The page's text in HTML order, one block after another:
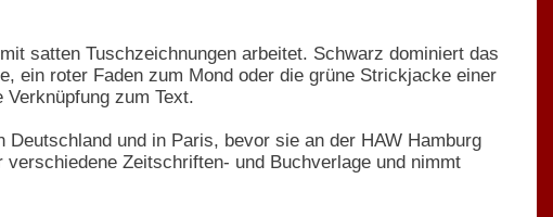
satten Tuschzeichnungen arbeitet. Schwarz dominiert das
ein roter Faden zum Mond oder die grüne Strickjacke einer
zum Text.
und in Paris, bevor sie an der HAW Hamburg
Zeitschriften- und Buchverlage und nimmt